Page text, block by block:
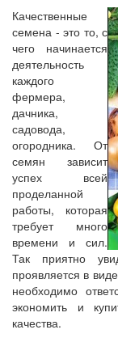
Качественные
семена - это то, с
чего начинается
деятельность
каждого
фермера,
дачника,
садовода,
огородника. От
семян зависит
успех всей
проделанной
работы, которая
требует много
времени и сил.
Так приятно
проявляется в
необходимо
экономить и
качества.